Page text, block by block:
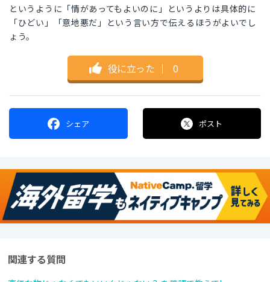
というように「情があってもよいのに」というよりは具体的に
「ひどい」「意地悪だ」という言い方で伝えるほうがよいでし
ょう。
役に立った ｜ 0
シェア ポスト
関連する質問